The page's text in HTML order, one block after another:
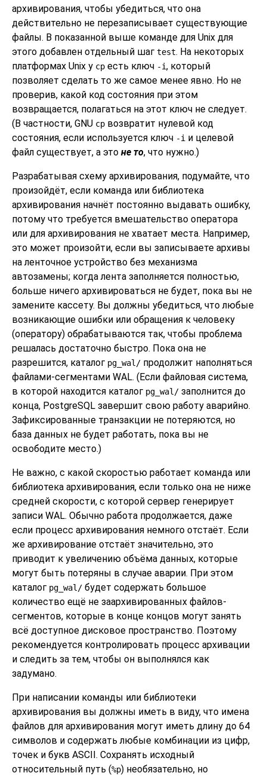
архивирования, чтобы убедиться, что она
действительно не перезаписывает существующие
файлы. В показанной выше команде для Unix для
этого добавлен отдельный шаг test. На некоторых
платформах Unix у cp есть ключ -i, который
позволяет сделать то же самое менее явно. Но не
проверив, какой код состояния при этом
возвращается, полагаться на этот ключ не следует.
(В частности, GNU cp возвратит нулевой код
состояния, если используется ключ -i и целевой
файл существует, а это не то, что нужно.)
Разрабатывая схему архивирования, подумайте, что
произойдёт, если команда или библиотека
архивирования начнёт постоянно выдавать ошибку,
потому что требуется вмешательство оператора
или для архивирования не хватает места. Например,
это может произойти, если вы записываете архивы
на ленточное устройство без механизма
автозамены; когда лента заполняется полностью,
больше ничего архивироваться не будет, пока вы не
замените кассету. Вы должны убедиться, что любые
возникающие ошибки или обращения к человеку
(оператору) обрабатываются так, чтобы проблема
решалась достаточно быстро. Пока она не
разрешится, каталог pg_wal/ продолжит наполняться
файлами-сегментами WAL. (Если файловая система,
в которой находится каталог pg_wal/ заполнится до
конца, PostgreSQL завершит свою работу аварийно.
Зафиксированные транзакции не потеряются, но
база данных не будет работать, пока вы не
освободите место.)
Не важно, с какой скоростью работает команда или
библиотека архивирования, если только она не ниже
средней скорости, с которой сервер генерирует
записи WAL. Обычно работа продолжается, даже
если процесс архивирования немного отстаёт. Если
же архивирование отстаёт значительно, это
приводит к увеличению объёма данных, которые
могут быть потеряны в случае аварии. При этом
каталог pg_wal/ будет содержать большое
количество ещё не заархивированных файлов-
сегментов, которые в конце концов могут занять
всё доступное дисковое пространство. Поэтому
рекомендуется контролировать процесс архивации
и следить за тем, чтобы он выполнялся как
задумано.
При написании команды или библиотеки
архивирования вы должны иметь в виду, что имена
файлов для архивирования могут иметь длину до 64
символов и содержать любые комбинации из цифр,
точек и букв ASCII. Сохранять исходный
относительный путь (%p) необязательно, но